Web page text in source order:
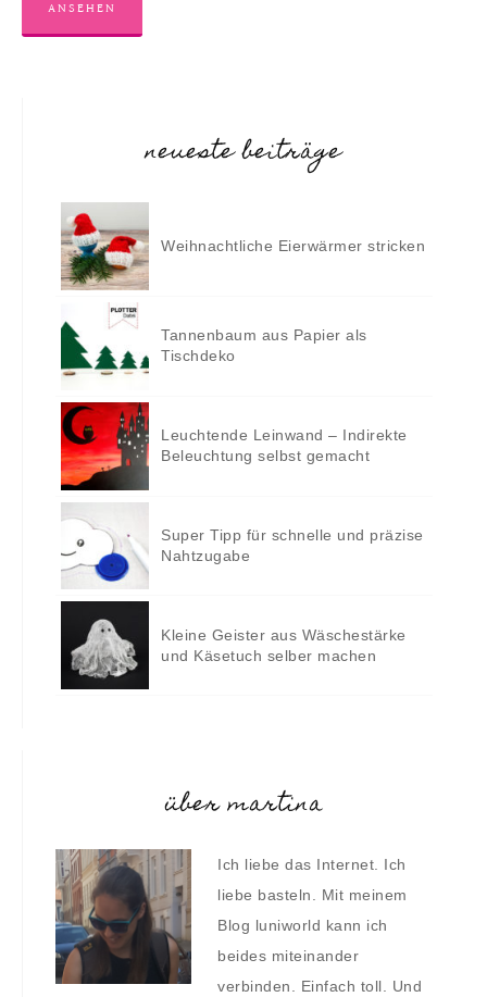
ANSEHEN
neueste beiträge
Weihnachtliche Eierwärmer stricken
Tannenbaum aus Papier als
Tischdeko
Leuchtende Leinwand – Indirekte
Beleuchtung selbst gemacht
Super Tipp für schnelle und präzise
Nahtzugabe
Kleine Geister aus Wäschestärke
und Käsetuch selber machen
über martina
Ich liebe das Internet. Ich
liebe basteln. Mit meinem
Blog luniworld kann ich
beides miteinander
verbinden. Einfach toll. Und